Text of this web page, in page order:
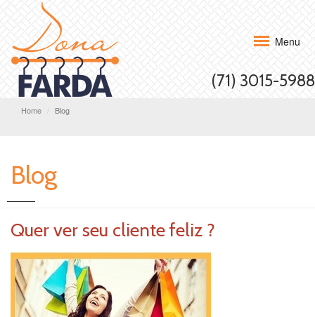
Menu
(71) 3015-5988
Home Blog
Blog
Quer ver seu cliente feliz ?